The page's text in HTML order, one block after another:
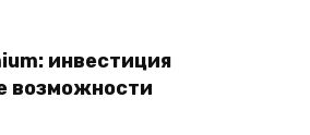
инвестиция
возможности